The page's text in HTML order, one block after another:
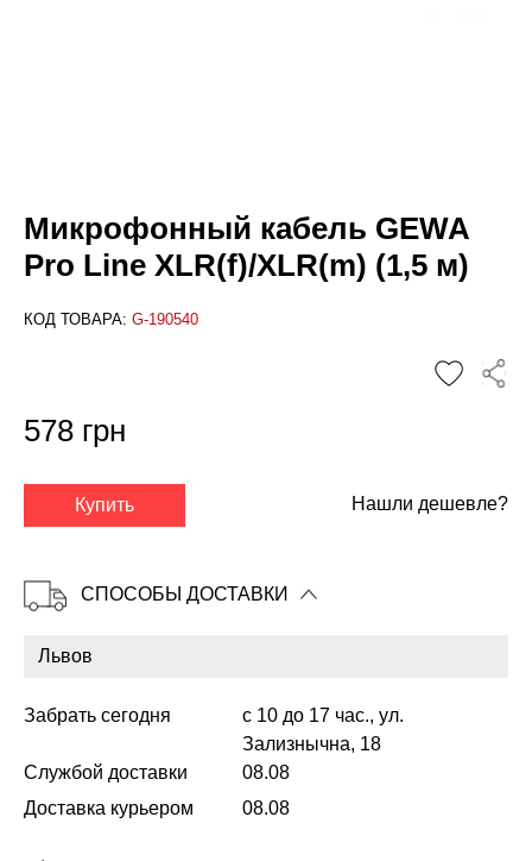
Микрофонный кабель GEWA
Pro Line XLR(f)/XLR(m) (1,5 м)
КОД ТОВАРА: G-190540
✕
Копировать
578 грн
Купить Нашли дешевле?
СПОСОБЫ ДОСТАВКИ
Забрать сегодня
с 10 до 17 час., ул.
Зализнычна, 18
Службой доставки
08.08
Доставка курьером
08.08